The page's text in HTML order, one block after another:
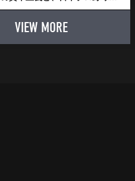
とは
踏み出せない一歩
VIEW MORE